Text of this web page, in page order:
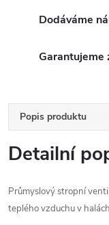
Dodáváme
Garantujeme
Popis produktu
Detailní
Průmyslový stropní
teplého vzduchu v